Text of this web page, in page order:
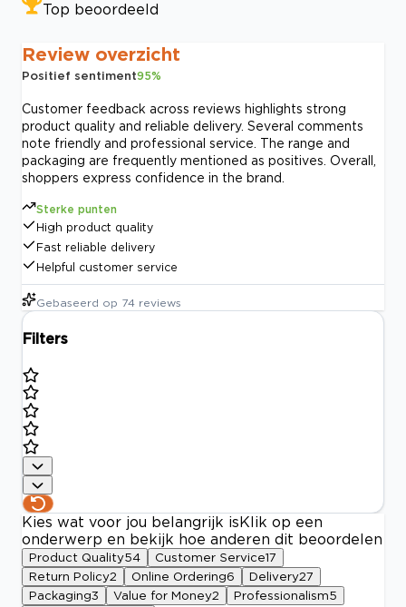
Top beoordeeld
Review overzicht
Positief sentiment95%
Customer feedback across reviews highlights strong
product quality and reliable delivery. Several comments
note friendly and professional service. The range and
packaging are frequently mentioned as positives. Overall,
shoppers express confidence in the brand.
Sterke punten
High product quality
Fast reliable delivery
Helpful customer service
Gebaseerd op 74 reviews
Filters
Kies wat voor jou belangrijk is Klik op een
onderwerp en bekijk hoe anderen dit beoordelen
Product Quality54 Customer Service17
Return Policy2 Online Ordering6 Delivery27
Packaging3 Value for Money2 Professionalism5